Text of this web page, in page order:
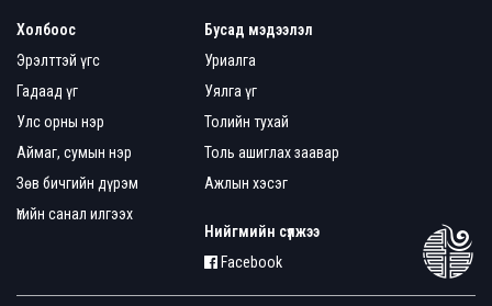
Холбоос
Эрэлттэй үгс
Гадаад үг
Улс орны нэр
Аймаг, сумын нэр
Зөв бичгийн дүрэм
Үгийн санал илгээх
Бусад мэдээлэл
Уриалга
Уялга үг
Толийн тухай
Толь ашиглах заавар
Ажлын хэсэг
Нийгмийн сүлжээ
Facebook